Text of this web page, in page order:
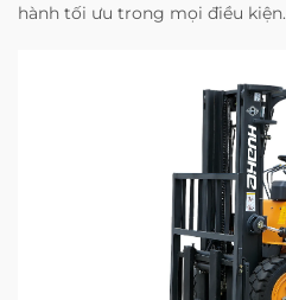
hành tối ưu trong mọi điều kiện.